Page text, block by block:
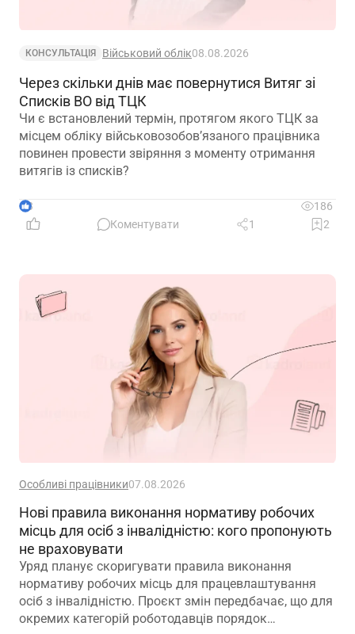
КОНСУЛЬТАЦІЯ Військовий облік08.08.2026
Через скільки днів має повернутися Витяг зі
Списків ВО від ТЦК
Чи є встановлений термін, протягом якого ТЦК за
місцем обліку військовозобов’язаного працівника
повинен провести звіряння з моменту отримання
витягів із списків?
3
186
Коментувати
1 2
Особливі працівники07.08.2026
Нові правила виконання нормативу робочих
місць для осіб з інвалідністю: кого пропонують
не враховувати
Уряд планує скоригувати правила виконання
нормативу робочих місць для працевлаштування
осіб з інвалідністю. Проєкт змін передбачає, що для
окремих категорій роботодавців порядок